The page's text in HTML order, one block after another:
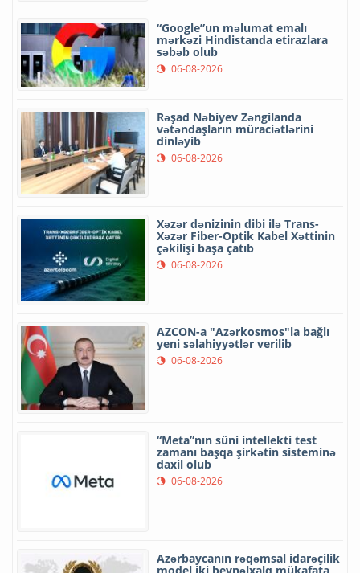
“Google”un məlumat emalı
mərkəzi Hindistanda etirazlara
səbəb olub
06-08-2026
Rəşad Nəbiyev Zəngilanda
vətəndaşların müraciətlərini
dinləyib
06-08-2026
Xəzər dənizinin dibi ilə Trans-
Xəzər Fiber-Optik Kabel Xəttinin
çəkilişi başa çatıb
06-08-2026
AZCON-a "Azərkosmos"la bağlı
yeni səlahiyyətlər verilib
06-08-2026
“Meta”nın süni intellekti test
zamanı başqa şirkətin sisteminə
daxil olub
06-08-2026
Azərbaycanın rəqəmsal idarəçilik